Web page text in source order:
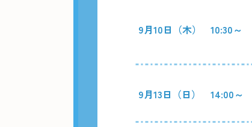
9月10日（木） 10:30～
9月13日（日） 14:00～